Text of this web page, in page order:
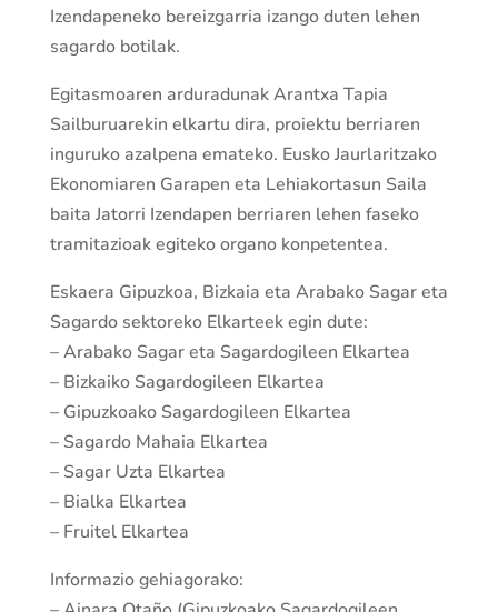
Izendapeneko bereizgarria izango duten lehen
sagardo botilak.
Egitasmoaren arduradunak Arantxa Tapia
Sailburuarekin elkartu dira, proiektu berriaren
inguruko azalpena emateko. Eusko Jaurlaritzako
Ekonomiaren Garapen eta Lehiakortasun Saila
baita Jatorri Izendapen berriaren lehen faseko
tramitazioak egiteko organo konpetentea.
Eskaera Gipuzkoa, Bizkaia eta Arabako Sagar eta
Sagardo sektoreko Elkarteek egin dute:
– Arabako Sagar eta Sagardogileen Elkartea
– Bizkaiko Sagardogileen Elkartea
– Gipuzkoako Sagardogileen Elkartea
– Sagardo Mahaia Elkartea
– Sagar Uzta Elkartea
– Bialka Elkartea
– Fruitel Elkartea
Informazio gehiagorako: